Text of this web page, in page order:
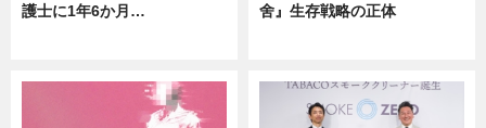
護士に1年6か月…
舍』生存戦略の正体